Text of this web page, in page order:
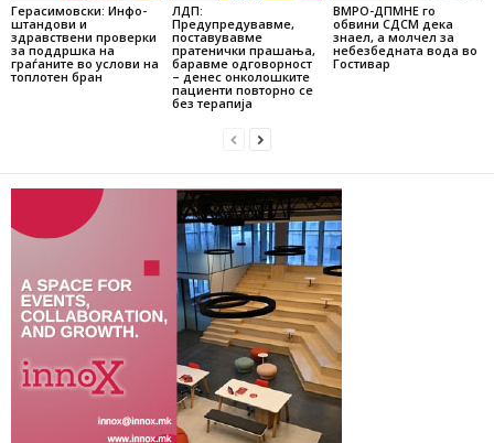
Герасимовски: Инфо-
штандови и
здравствени проверки
за поддршка на
граѓаните во услови на
топлотен бран
ЛДП:
Предупредувавме,
поставувавме
пратенички прашања,
баравме одговорност
– денес онколошките
пациенти повторно се
без терапија
ВМРО-ДПМНЕ го
обвини СДСМ дека
знаел, а молчел за
небезбедната вода во
Гостивар